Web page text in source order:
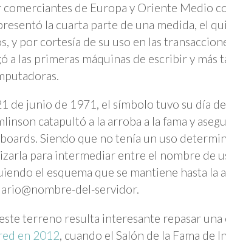
comerciantes de Europa y Oriente Medio
la cuarta parte de una medida, el
y por cortesía de su uso en las
a las primeras máquinas de escribir y más
de junio de 1971, el símbolo tuvo su día
catapultó a la arroba a la fama y
Siendo que no tenía un uso
para intermediar entre el nombre de
el esquema que se mantiene hasta la
del-servidor.
terreno resulta interesante repasar
en 2012, cuando el Salón de la Fama de